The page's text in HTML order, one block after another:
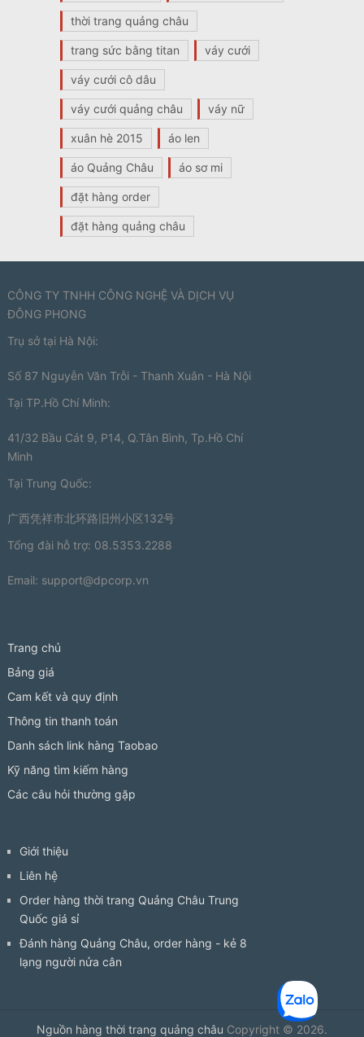
thời trang quảng châu
trang sức bằng titan váy cưới
váy cưới cô dâu
váy cưới quảng châu váy nữ
xuân hè 2015 áo len
áo Quảng Châu áo sơ mi
đặt hàng order
đặt hàng quảng châu
CÔNG TY TNHH CÔNG NGHỆ VÀ DỊCH VỤ
ĐÔNG PHONG
Trụ sở tại Hà Nội:
Số 87 Nguyễn Văn Trỗi - Thanh Xuân - Hà Nội
Tại TP.Hồ Chí Minh:
41/32 Bầu Cát 9, P14, Q.Tân Bình, Tp.Hồ Chí
Minh
Tại Trung Quốc:
广西凭祥市北环路旧州小区132号
Tổng đài hỗ trợ: 08.5353.2288
Email: support@dpcorp.vn
Trang chủ
Bảng giá
Cam kết và quy định
Thông tin thanh toán
Danh sách link hàng Taobao
Kỹ năng tìm kiếm hàng
Các câu hỏi thường gặp
Giới thiệu
Liên hệ
Order hàng thời trang Quảng Châu Trung
Quốc giá sỉ
Đánh hàng Quảng Châu, order hàng - kẻ 8
lạng người nửa cân
Nguồn hàng thời trang quảng châu Copyright © 2026.